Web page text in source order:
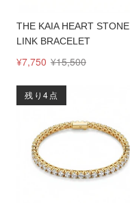
THE KAIA HEART STONE
LINK BRACELET
¥7,750 ¥15,500
残り4点